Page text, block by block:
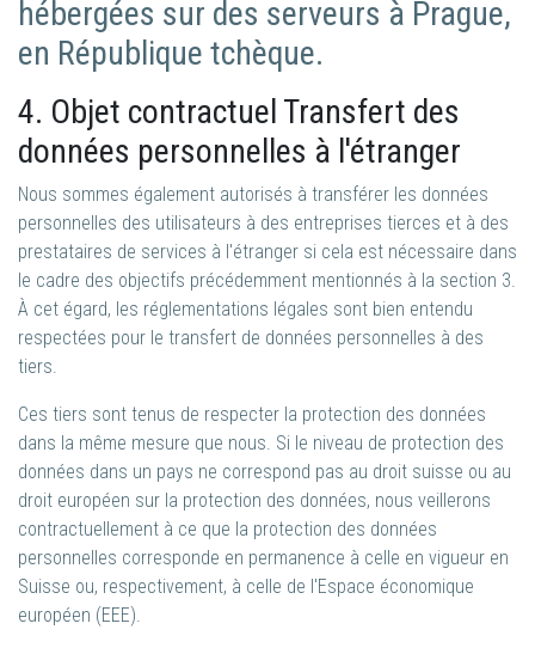
hébergées sur des serveurs à Prague,
en République tchèque.
4. Objet contractuel Transfert des
données personnelles à l'étranger
Nous sommes également autorisés à transférer les données
personnelles des utilisateurs à des entreprises tierces et à des
prestataires de services à l'étranger si cela est nécessaire dans
le cadre des objectifs précédemment mentionnés à la section 3.
À cet égard, les réglementations légales sont bien entendu
respectées pour le transfert de données personnelles à des
tiers.
Ces tiers sont tenus de respecter la protection des données
dans la même mesure que nous. Si le niveau de protection des
données dans un pays ne correspond pas au droit suisse ou au
droit européen sur la protection des données, nous veillerons
contractuellement à ce que la protection des données
personnelles corresponde en permanence à celle en vigueur en
Suisse ou, respectivement, à celle de l'Espace économique
européen (EEE).